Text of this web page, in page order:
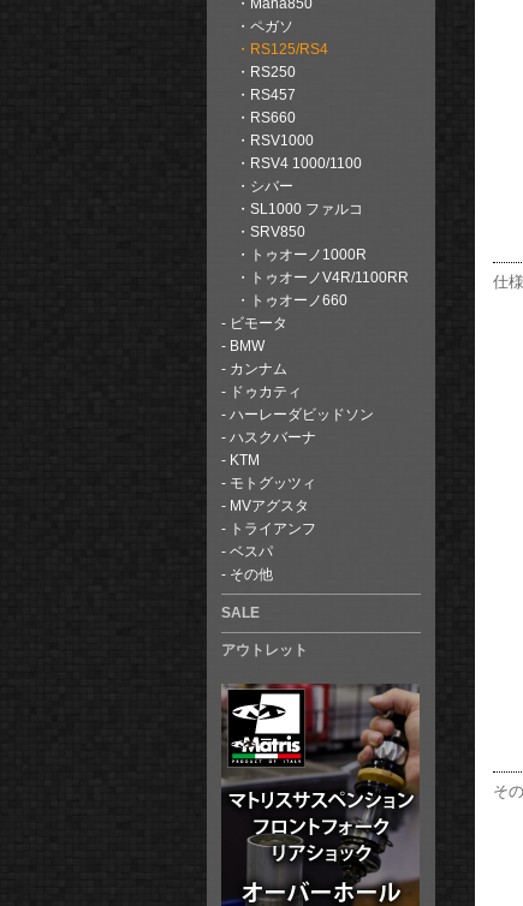
Mana850
ペガソ
RS125/RS4
RS250
RS457
RS660
RSV1000
RSV4 1000/1100
シバー
SL1000 ファルコ
SRV850
トゥオーノ1000R
トゥオーノV4R/1100RR
トゥオーノ660
ビモータ
BMW
カンナム
ドゥカティ
ハーレーダビッドソン
ハスクバーナ
KTM
モトグッツィ
MVアグスタ
トライアンフ
ベスパ
その他
SALE
アウトレット
仕様
そ